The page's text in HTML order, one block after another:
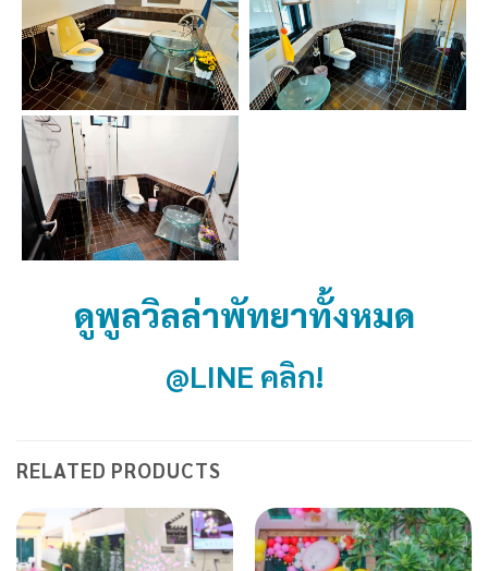
ดูพูลวิลล่าพัทยาทั้งหมด
@LINE คลิก!
RELATED PRODUCTS